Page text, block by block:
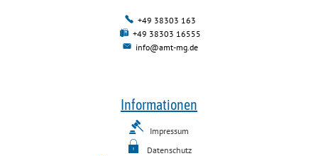
+49 38303 163
+49 38303 16555
info@amt-mg.de
Informationen
Impressum
Datenschutz